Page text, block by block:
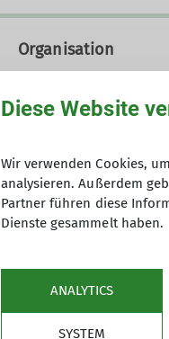
Organisation
Philipp
+49 175
Qualifikationen
Trainer*in B
Anmeldung
Diese Website
Wir verwenden Cookies,
analysieren. Außerdem
Partner führen diese
Dienste gesammelt haben.
ANALYTICS
SYSTEM